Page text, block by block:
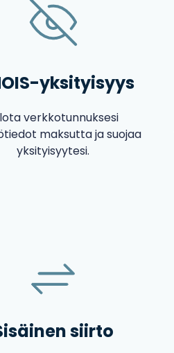
yksityisyys
verkkotunnuksesi
maksutta ja suojaa
yksityisyytesi.
siirto